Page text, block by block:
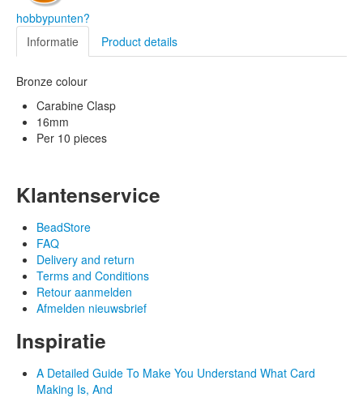
hobbypunten?
Informatie
Product details
Bronze colour
Carabine Clasp
16mm
Per 10 pieces
Klantenservice
BeadStore
FAQ
Delivery and return
Terms and Conditions
Retour aanmelden
Afmelden nieuwsbrief
Inspiratie
A Detailed Guide To Make You Understand What Card
Making Is, And